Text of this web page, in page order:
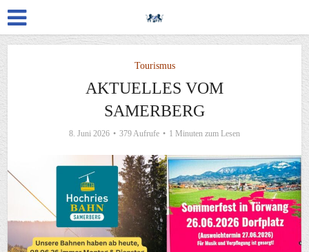
Tourismus
AKTUELLES VOM
SAMERBERG
8. Juni 2026 379 Aufrufe 1 Minuten zum Lesen